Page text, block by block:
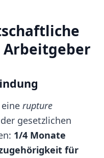
rupture
gesetzlichen
1/4 Monate
für